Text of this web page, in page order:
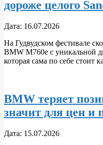
дороже целого
2026-
16
Дата: 16.07.2026
На Гудвудском фестивале
BMW M760e с уникальной
которая сама по себе стоит
BMW теряет
значит для цен и
2026-
Дата: 15.07.2026